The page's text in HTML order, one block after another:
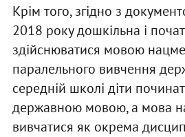
Крім того, згідно з
2018 року дошкільна і
здійснюватися мовою
паралельного вивчення
середній школі діти
державною мовою, а мова
вивчатися як окрема